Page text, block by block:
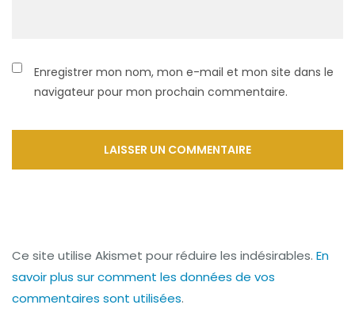
Enregistrer mon nom, mon e-mail et mon site dans le
navigateur pour mon prochain commentaire.
Ce site utilise Akismet pour réduire les indésirables. En
savoir plus sur comment les données de vos
commentaires sont utilisées.